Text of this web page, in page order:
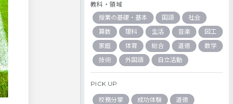
教科・領域
授業の基礎・基本
国語
社会
算数
理科 生活 音楽
図工
家庭
体育 総合 道徳
数学
技術
外国語 自立活動
PICK UP
校務分掌 成功体験 道徳